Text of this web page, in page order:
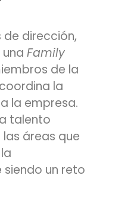
dirección,
Family
de la
la
la empresa.
talento
áreas que
siendo un reto